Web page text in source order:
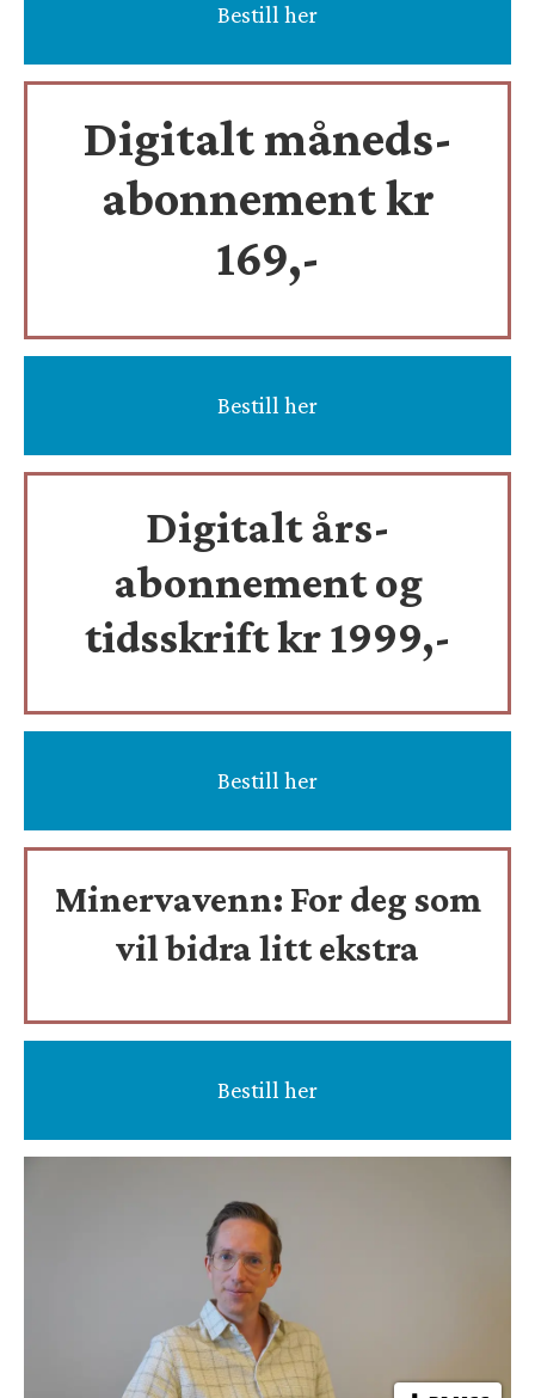
Bestill her
Digitalt måneds-
abonnement kr
169,-
Bestill her
Digitalt års-
abonnement og
tidsskriftkr 1999,-
Bestill her
Minervavenn: For deg som
vil bidra litt ekstra
Bestill her